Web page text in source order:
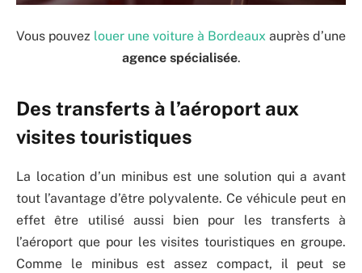
Vous pouvez louer une voiture à Bordeaux auprès d’une
agence spécialisée.
Des transferts à l’aéroport aux
visites touristiques
La location d’un minibus est une solution qui a avant
tout l’avantage d’être polyvalente. Ce véhicule peut en
effet être utilisé aussi bien pour les transferts à
l’aéroport que pour les visites touristiques en groupe.
Comme le minibus est assez compact, il peut se